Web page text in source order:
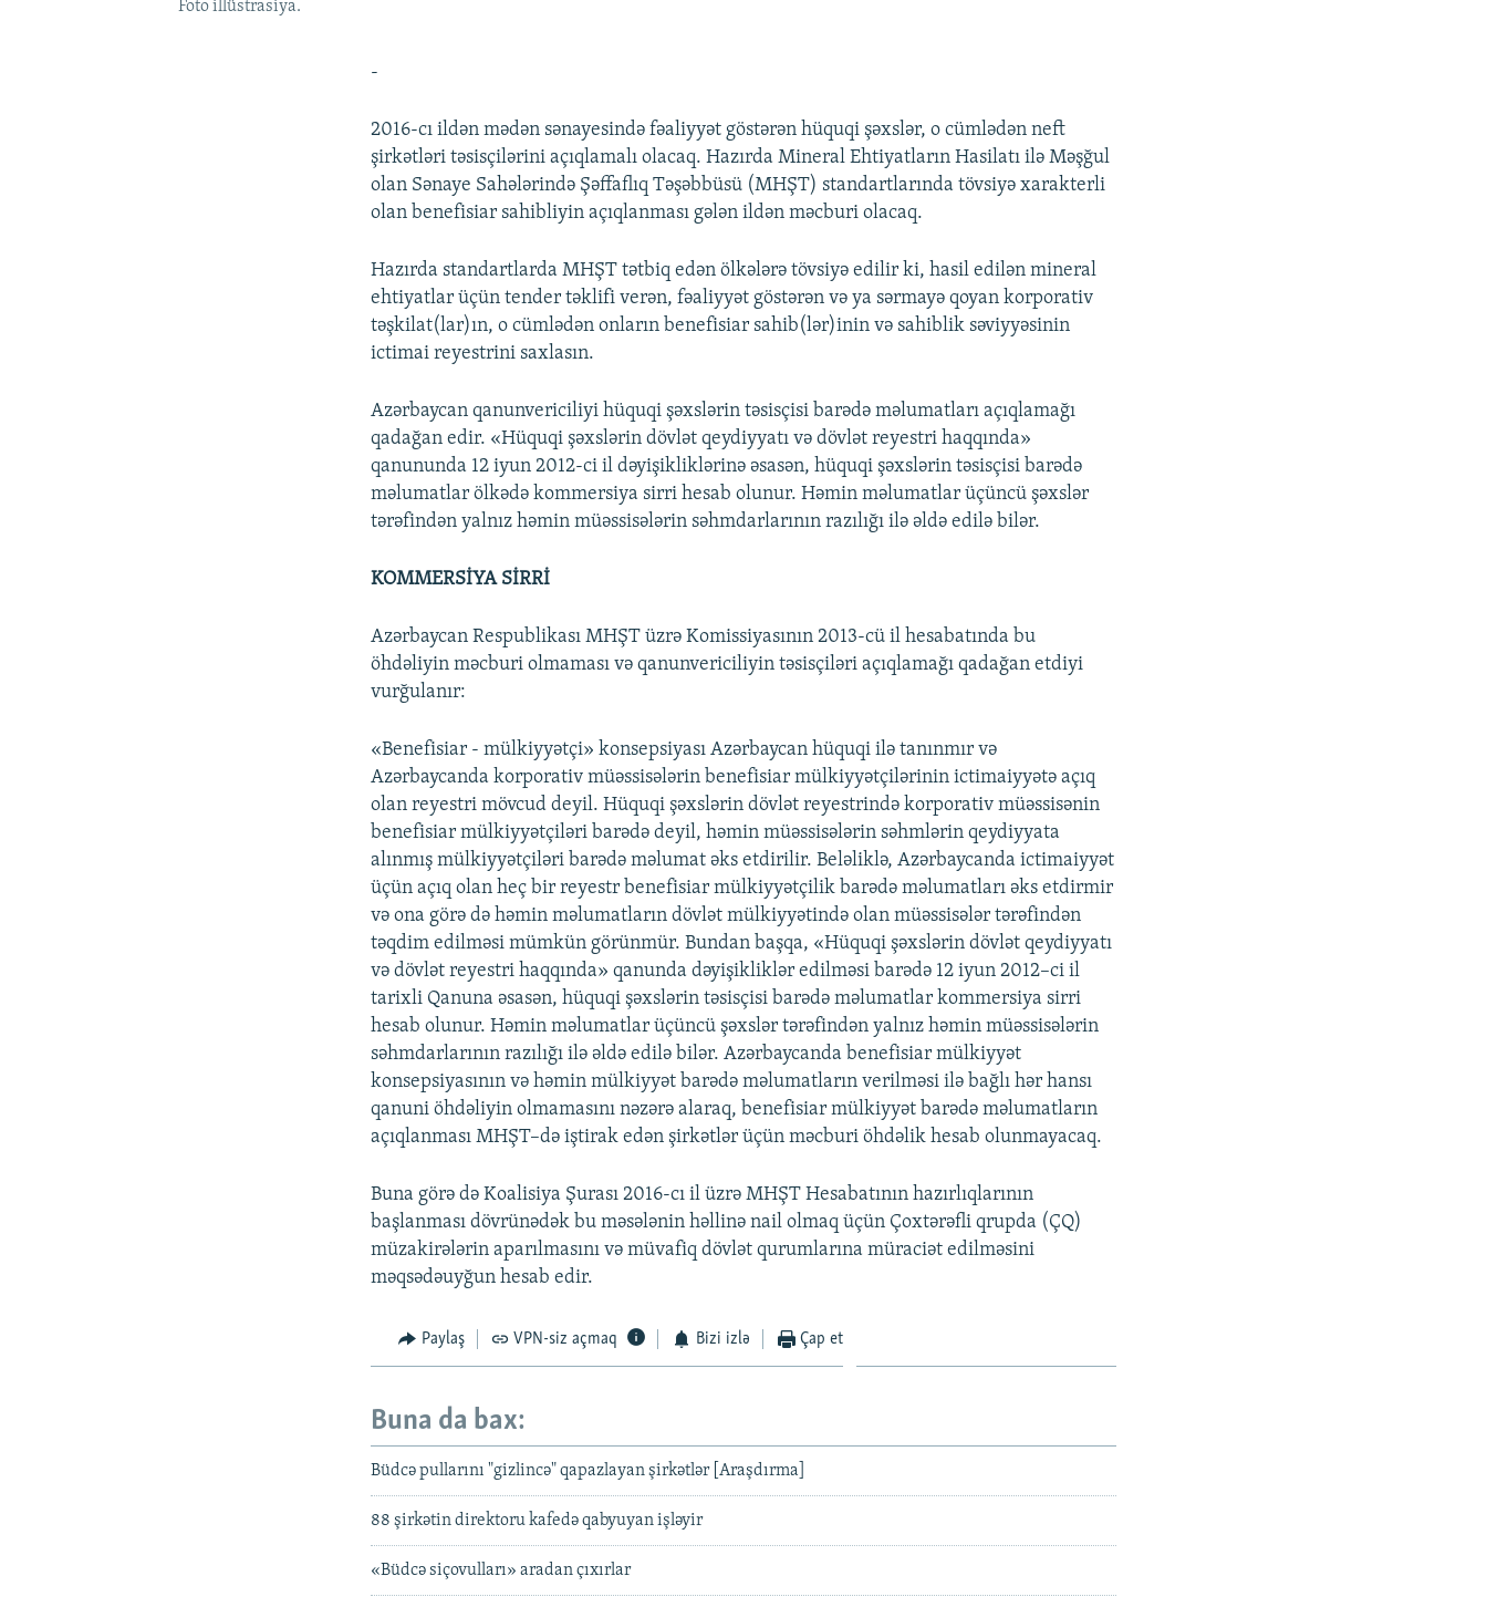
Foto illüstrasiya.
-
2016-cı ildən mədən sənayesində fəaliyyət göstərən hüquqi şəxslər, o cümlədən neft
şirkətləri təsisçilərini açıqlamalı olacaq. Hazırda Mineral Ehtiyatların Hasilatı ilə Məşğul
olan Sənaye Sahələrində Şəffaflıq Təşəbbüsü (MHŞT) standartlarında tövsiyə xarakterli
olan benefisiar sahibliyin açıqlanması gələn ildən məcburi olacaq.
Hazırda standartlarda MHŞT tətbiq edən ölkələrə tövsiyə edilir ki, hasil edilən mineral
ehtiyatlar üçün tender təklifi verən, fəaliyyət göstərən və ya sərmayə qoyan korporativ
təşkilat(lar)ın, o cümlədən onların benefisiar sahib(lər)inin və sahiblik səviyyəsinin
ictimai reyestrini saxlasın.
Azərbaycan qanunvericiliyi hüquqi şəxslərin təsisçisi barədə məlumatları açıqlamağı
qadağan edir. «Hüquqi şəxslərin dövlət qeydiyyatı və dövlət reyestri haqqında»
qanununda 12 iyun 2012-ci il dəyişikliklərinə əsasən, hüquqi şəxslərin təsisçisi barədə
məlumatlar ölkədə kommersiya sirri hesab olunur. Həmin məlumatlar üçüncü şəxslər
tərəfindən yalnız həmin müəssisələrin səhmdarlarının razılığı ilə əldə edilə bilər.
KOMMERSİYA SİRRİ
Azərbaycan Respublikası MHŞT üzrə Komissiyasının 2013-cü il hesabatında bu
öhdəliyin məcburi olmaması və qanunvericiliyin təsisçiləri açıqlamağı qadağan etdiyi
vurğulanır:
«Benefisiar - mülkiyyətçi» konsepsiyası Azərbaycan hüquqi ilə tanınmır və
Azərbaycanda korporativ müəssisələrin benefisiar mülkiyyətçilərinin ictimaiyyətə açıq
olan reyestri mövcud deyil. Hüquqi şəxslərin dövlət reyestrində korporativ müəssisənin
benefisiar mülkiyyətçiləri barədə deyil, həmin müəssisələrin səhmlərin qeydiyyata
alınmış mülkiyyətçiləri barədə məlumat əks etdirilir. Beləliklə, Azərbaycanda ictimaiyyət
üçün açıq olan heç bir reyestr benefisiar mülkiyyətçilik barədə məlumatları əks etdirmir
və ona görə də həmin məlumatların dövlət mülkiyyətində olan müəssisələr tərəfindən
təqdim edilməsi mümkün görünmür. Bundan başqa, «Hüquqi şəxslərin dövlət qeydiyyatı
və dövlət reyestri haqqında» qanunda dəyişikliklər edilməsi barədə 12 iyun 2012–ci il
tarixli Qanuna əsasən, hüquqi şəxslərin təsisçisi barədə məlumatlar kommersiya sirri
hesab olunur. Həmin məlumatlar üçüncü şəxslər tərəfindən yalnız həmin müəssisələrin
səhmdarlarının razılığı ilə əldə edilə bilər. Azərbaycanda benefisiar mülkiyyət
konsepsiyasının və həmin mülkiyyət barədə məlumatların verilməsi ilə bağlı hər hansı
qanuni öhdəliyin olmamasını nəzərə alaraq, benefisiar mülkiyyət barədə məlumatların
açıqlanması MHŞT–də iştirak edən şirkətlər üçün məcburi öhdəlik hesab olunmayacaq.
Buna görə də Koalisiya Şurası 2016-cı il üzrə MHŞT Hesabatının hazırlıqlarının
başlanması dövrünədək bu məsələnin həllinə nail olmaq üçün Çoxtərəfli qrupda (ÇQ)
müzakirələrin aparılmasını və müvafiq dövlət qurumlarına müraciət edilməsini
məqsədəuyğun hesab edir.
Paylaş VPN-siz açmaq Bizi izlə Çap et
Buna da bax:
Büdcə pullarını "gizlincə" qapazlayan şirkətlər [Araşdırma]
88 şirkətin direktoru kafedə qabyuyan işləyir
«Büdcə siçovulları» aradan çıxırlar